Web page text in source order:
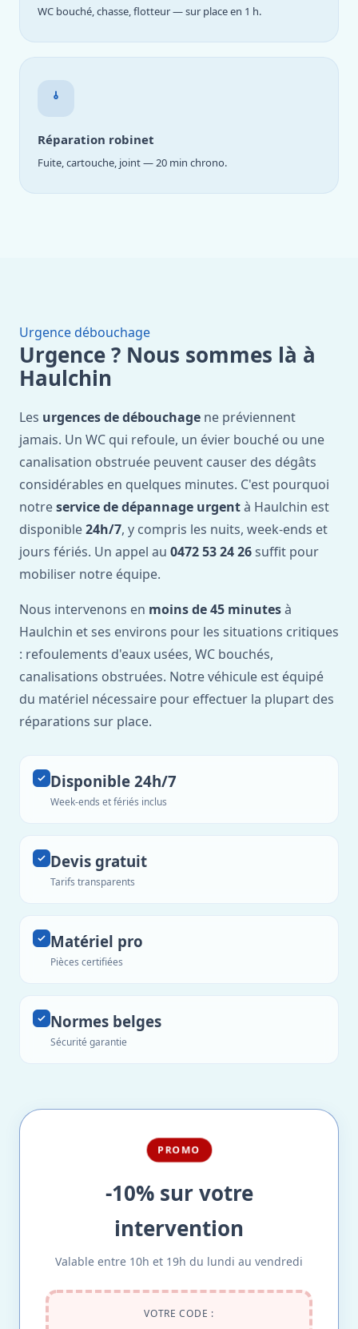
WC bouché, chasse, flotteur — sur place en 1 h.
Réparation robinet
Fuite, cartouche, joint — 20 min chrono.
Urgence débouchage
Urgence ? Nous sommes là à
Haulchin
Les urgences de débouchage ne préviennent
jamais. Un WC qui refoule, un évier bouché ou une
canalisation obstruée peuvent causer des dégâts
considérables en quelques minutes. C'est pourquoi
notreservice de dépannage urgentà Haulchin est
disponible24h/7, y compris les nuits, week-ends et
jours fériés. Un appel au 0472 53 24 26 suffit pour
mobiliser notre équipe.
Nous intervenons en moins de 45 minutesà
Haulchin et ses environs pour les situations critiques
: refoulements d'eaux usées, WC bouchés,
canalisations obstruées. Notre véhicule est équipé
du matériel nécessaire pour effectuer la plupart des
réparations sur place.
Disponible 24h/7
Week-ends et fériés inclus
Devis gratuit
Tarifs transparents
Matériel pro
Pièces certifiées
Normes belges
Sécurité garantie
PROMO
-10% sur votre
intervention
Valable entre 10h et 19h du lundi au vendredi
VOTRE CODE :